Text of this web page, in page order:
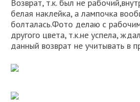
Возврат, т.к. был не
белая наклейка, а лампочка
болталась.Фото делаю с
другого цвета, т.к.не успела,
данный возврат не учитывать в